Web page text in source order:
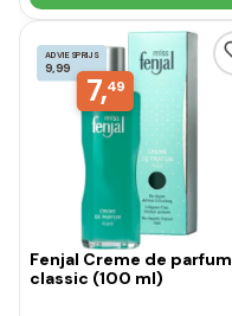
ADVIESPRIJS
9,99
7,49
Fenjal Creme de parfum
classic (100 ml)